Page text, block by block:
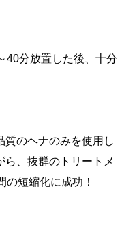
40分放置した後、十分
質のヘナのみを使用し
ら、抜群のトリートメ
短縮化に成功！